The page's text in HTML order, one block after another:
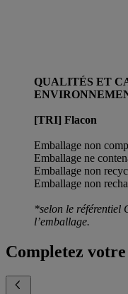
QUALITÉS ET
[TRI] Flacon
Emballage non
Emballage ne
Emballage non
Emballage non
*selon le référentiel
l’emballage.
Completez